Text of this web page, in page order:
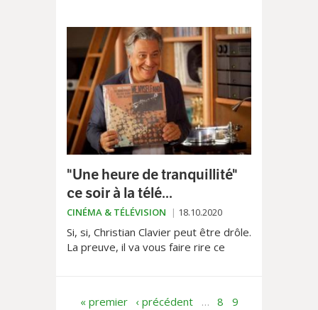
"Une heure de tranquillité"
ce soir à la télé...
CINÉMA & TÉLÉVISION 18.10.2020
Si, si, Christian Clavier peut être drôle.
La preuve, il va vous faire rire ce
« premier ‹ précédent … 8
9